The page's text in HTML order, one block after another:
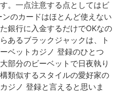
。一点注意する点としてはビ
のカードはほとんど使えない
銀行に入金するだけでOKなの
あるブラックジャックは、ト
ベットカジノ 登録のひとつ
部分のビーベットで日夜執り
類似するスタイルの愛好家の
ジノ 登録と言えると思いま